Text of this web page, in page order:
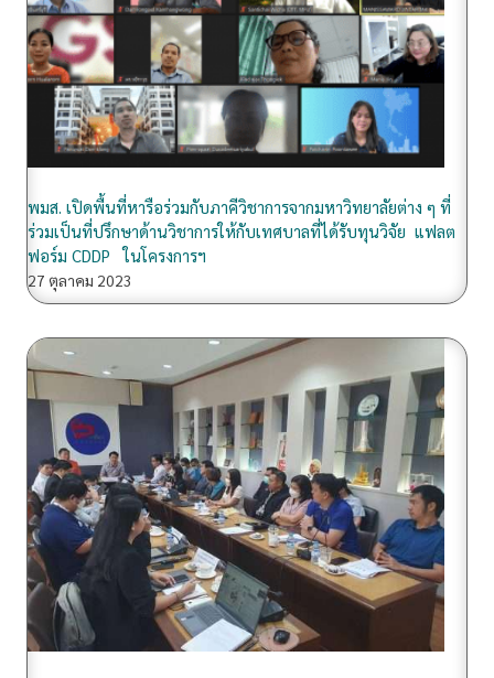
า
ด
ย
ว
ล
ะ
ต
ล
ล
า
น
พั
น
า
พมส. เปิดพื้นที่หารือร่วมกับภาคีวิชาการจากมหาวิทยาลัยต่าง ๆ ที่
ร่วมเป็นที่ปรึกษาด้านวิชาการให้กับเทศบาลที่ได้รับทุนวิจัย แฟลต
ฟอร์ม CDDP ในโครงการฯ
27 ตุลาคม 2023